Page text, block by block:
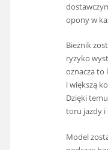
opony w
Bieżnik
ryzyko
oznacza to
i większą
Dzięki
toru jazdy i
Model